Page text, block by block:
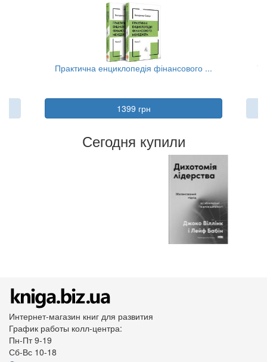
Практична енциклопедія фінансового ...
1399 грн
Сегодня купили
Интернет-магазин книг для развития
График работы колл-центра:
Пн-Пт 9-19
Сб-Вс 10-18